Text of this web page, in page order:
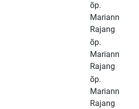
õp.
Mariann
Rajang
õp.
Mariann
Rajang
õp.
Mariann
Rajang